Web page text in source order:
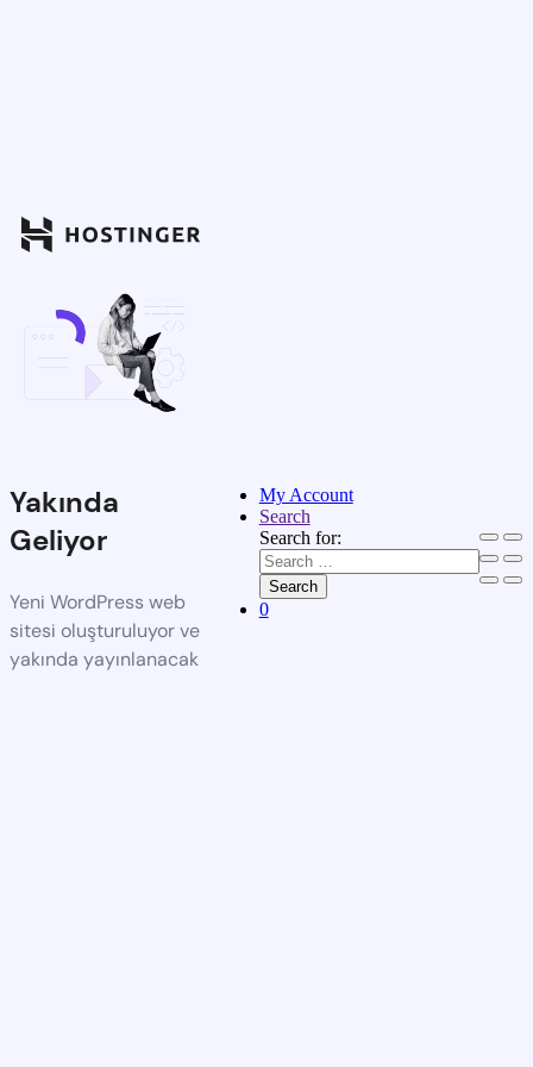
Yakında
Geliyor
Yeni WordPress web
sitesi oluşturuluyor ve
yakında yayınlanacak
My Account
Search
Search for:
Search
0